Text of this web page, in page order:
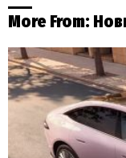
More From: